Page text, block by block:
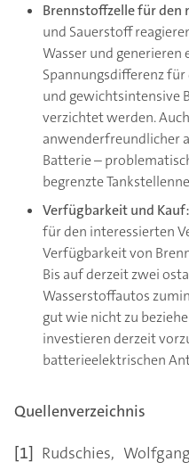
Brennstoffzelle für den
und Sauerstoff
Wasser und
Spannungsdifferenz
und gewichtsintensive
verzichtet werden.
anwenderfreundlicher
Batterie –
begrenzte
Verfügbarkeit und Kauf:
für den interessierten
Verfügbarkeit von
Bis auf derzeit zwei
Wasserstoffautos
gut wie nicht zu
investieren derzeit
batterieelektrischen
Quellenverzeichnis
[1] Rudschies,